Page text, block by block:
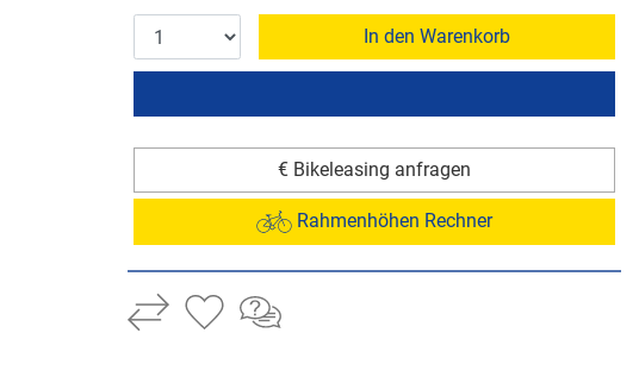
In den Warenkorb
€ Bikeleasing anfragen
Rahmenhöhen Rechner